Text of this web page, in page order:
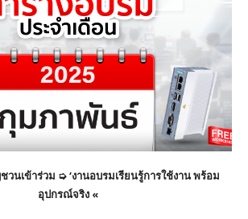
นเข้าร่วม ➭ ‘งานอบรมเรียนรู้การใช้งาน พร้อม
อุปกรณ์จริง «